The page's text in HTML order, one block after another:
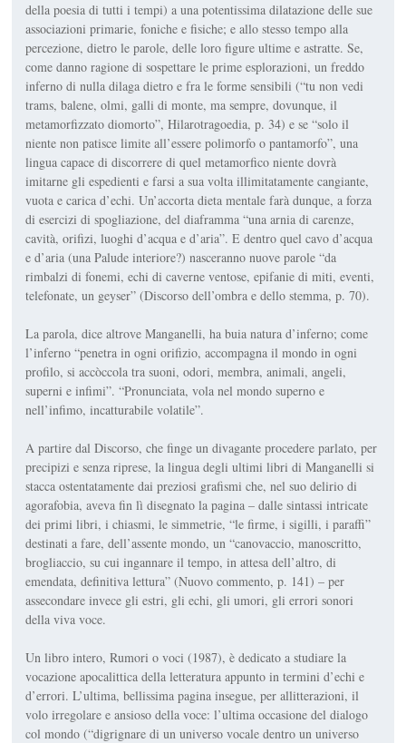
della poesia di tutti i tempi) a una potentissima dilatazione delle sue
associazioni primarie, foniche e fisiche; e allo stesso tempo alla
percezione, dietro le parole, delle loro figure ultime e astratte. Se,
come danno ragione di sospettare le prime esplorazioni, un freddo
inferno di nulla dilaga dietro e fra le forme sensibili (“tu non vedi
trams, balene, olmi, galli di monte, ma sempre, dovunque, il
metamorfizzato diomorto”,Hilarotragoedia, p. 34) e se “solo il
niente non patisce limite all’essere polimorfo o pantamorfo”, una
lingua capace di discorrere di quel metamorfico niente dovrà
imitarne gli espedienti e farsi a sua volta illimita­tamente cangiante,
vuota e carica d’echi. Un’accorta dieta mentale farà dunque, a forza
di esercizi di spoglia­zione, del diaframma “una arnia di carenze,
cavità, orifizi, luoghi d’acqua e d’aria”. E dentro quel cavo d’acqua
e d’aria (una Palude interiore?) nasce­ranno nuove parole “da
rimbalzi di fonemi, echi di caverne ventose, epifanie di miti, eventi,
telefonate, un geyser” (Discorso dell’ombra e dello stemma, p. 70).
La parola, dice altrove Manganelli, ha buia natura d’inferno; come
l’inferno “penetra in ogni orifizio, accompagna il mondo in ogni
profilo, si accòccola tra suoni, odori, membra, ani­mali, angeli,
superni e infimi”. “Pronun­ciata, vola nel mondo superno e
nell’infimo, incatturabile volatile”.
A partire dalDiscorso, che finge un divagante procedere parlato, per
preci­pizi e senza riprese, la lingua degli ultimi libri di Manganelli si
stacca ostentatamente dai preziosi grafismi che, nel suo delirio di
agorafobia, aveva fin lì disegnato la pagina – dalle sintassi intricate
dei primi libri, i chiasmi, le simmetrie, “le firme, i sigilli, i paraffi”
destinati a fare, dell’assente mondo, un “canovaccio, manoscritto,
brogliac­cio, su cui ingannare il tempo, in attesa dell’altro, di
emendata, definitiva lettura” (Nuovo commento, p. 141) – per
assecondare invece gli estri, gli echi, gli umori, gli errori sonori
della viva voce.
Un libro intero,Rumori o voci(1987), è dedicato a studiare la
vocazione apocalittica della letteratura appunto in termini d’echi e
d’errori. L’ultima, bellissima pagina insegue, per allit­terazioni, il
volo irregolare e ansioso della voce: l’ultima occasione del dialo­go
col mondo (“digrignare di un uni­verso vocale dentro un universo